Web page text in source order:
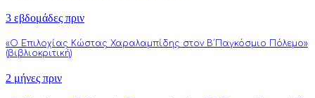
3 εβδομάδες πριν
«Ο Επιλοχίας Κώστας Χαραλαμπίδης στον Β΄Παγκόσμιο Πόλεμο»
(βιβλιοκριτική)
2 μήνες πριν